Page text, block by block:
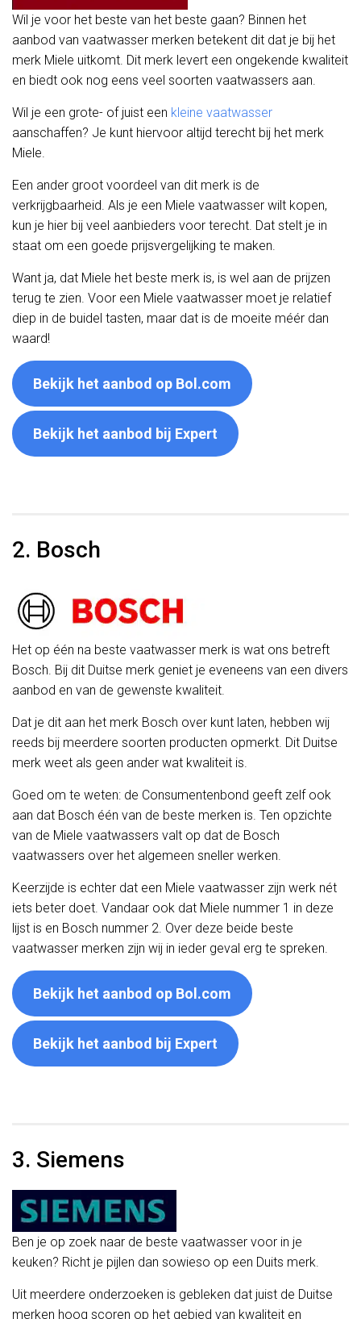
Wil je voor het beste van het beste gaan? Binnen het
aanbod van vaatwasser merken betekent dit dat je bij het
merk Miele uitkomt. Dit merk levert een ongekende kwaliteit
en biedt ook nog eens veel soorten vaatwassers aan.
Wil je een grote- of juist een kleine vaatwasser
aanschaffen? Je kunt hiervoor altijd terecht bij het merk
Miele.
Een ander groot voordeel van dit merk is de
verkrijgbaarheid. Als je een Miele vaatwasser wilt kopen,
kun je hier bij veel aanbieders voor terecht. Dat stelt je in
staat om een goede prijsvergelijking te maken.
Want ja, dat Miele het beste merk is, is wel aan de prijzen
terug te zien. Voor een Miele vaatwasser moet je relatief
diep in de buidel tasten, maar dat is de moeite méér dan
waard!
Bekijk het aanbod op Bol.com
Bekijk het aanbod bij Expert
2. Bosch
Het op één na beste vaatwasser merk is wat ons betreft
Bosch. Bij dit Duitse merk geniet je eveneens van een divers
aanbod en van de gewenste kwaliteit.
Dat je dit aan het merk Bosch over kunt laten, hebben wij
reeds bij meerdere soorten producten opmerkt. Dit Duitse
merk weet als geen ander wat kwaliteit is.
Goed om te weten: de Consumentenbond geeft zelf ook
aan dat Bosch één van de beste merken is. Ten opzichte
van de Miele vaatwassers valt op dat de Bosch
vaatwassers over het algemeen sneller werken.
Keerzijde is echter dat een Miele vaatwasser zijn werk nét
iets beter doet. Vandaar ook dat Miele nummer 1 in deze
lijst is en Bosch nummer 2. Over deze beide beste
vaatwasser merken zijn wij in ieder geval erg te spreken.
Bekijk het aanbod op Bol.com
Bekijk het aanbod bij Expert
3. Siemens
Ben je op zoek naar de beste vaatwasser voor in je
keuken? Richt je pijlen dan sowieso op een Duits merk.
Uit meerdere onderzoeken is gebleken dat juist de Duitse
merken hoog scoren op het gebied van kwaliteit en